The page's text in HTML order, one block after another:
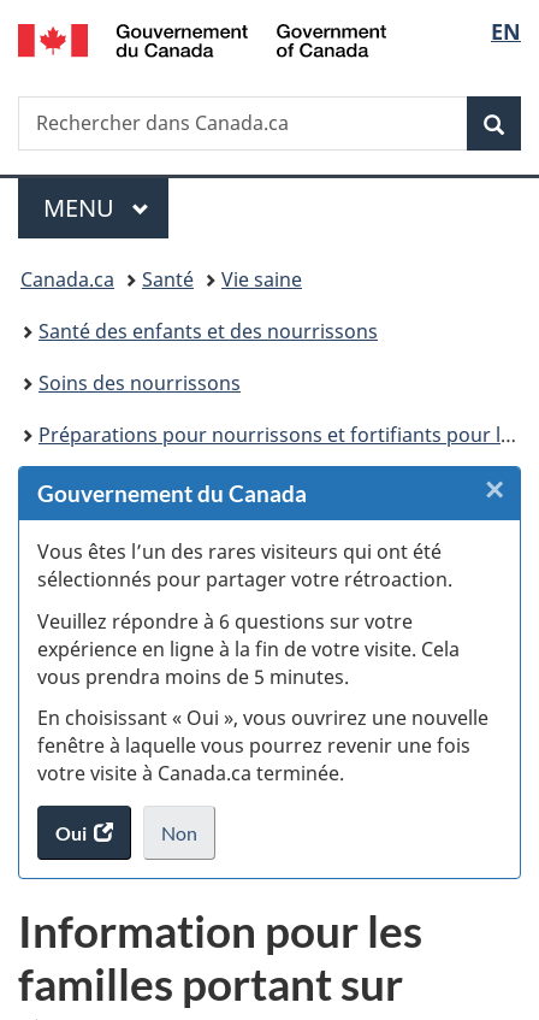
Passer
au
des
Passer
au
principal
Passer
à
Au
du
Passer
à
version
simplifiée
de
la
EN
Recherche
Rechercher
dans
Menu
MENU PRINCIPAL
Vous
êtes
ici :
Canada.ca Santé
Vie saine
Santé des enfants et des nourrissons
Soins des nourrissons
Préparations pour nourrissons et fortifiants pour lait humain
Gouvernement du Canada
Vous êtes l’un des rares visiteurs qui ont été
sélectionnés pour partager votre rétroaction.
Veuillez répondre à 6 questions sur votre
expérience en ligne à la fin de votre visite. Cela
vous prendra moins de 5 minutes.
En choisissant « Oui », vous ouvrirez une nouvelle
fenêtre à laquelle vous pourrez revenir une fois
votre visite à Canada.ca terminée.
Oui
accéder
au
Non
je
veux
pas
participer
au
.
×
Information pour les
familles portant sur